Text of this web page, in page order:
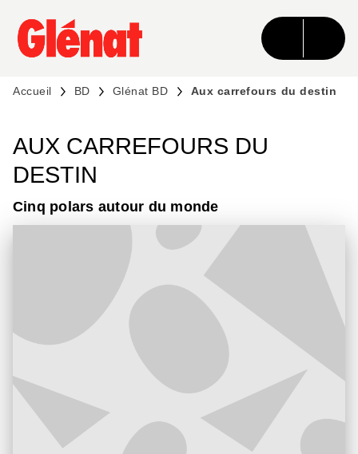
MENU RECHERCHE CONTENU
PIED DE PAGE
Accueil BD Glénat BD Aux carrefours du destin
AUX CARREFOURS DU
DESTIN
Cinq polars autour du monde